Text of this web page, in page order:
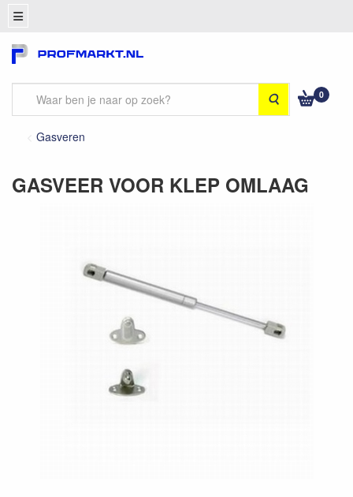
Zoeken 0
Gasveren
GASVEER VOOR KLEP OMLAAG